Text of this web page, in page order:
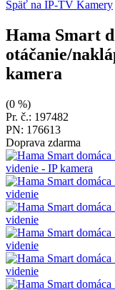
Späť na IP-TV Kamery
Hama Smart
otáčanie/
kamera
(0 %)
Pr. č.: 197482
PN: 176613
Doprava zdarma